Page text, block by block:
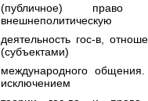
(публичное) право
внешнеполитическую
деятельность гос-в,
(субъектами)
международного
исключением